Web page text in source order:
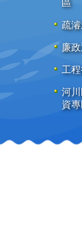
區
疏
廉
工
河
資